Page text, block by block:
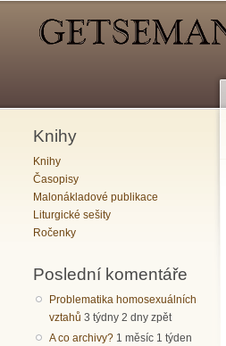
Knihy
Knihy
Časopisy
Malonákladové publikace
Liturgické sešity
Ročenky
Poslední komentáře
Problematika homosexuálních
vztahů 3 týdny 2 dny zpět
A co archivy? 1 měsíc 1 týden